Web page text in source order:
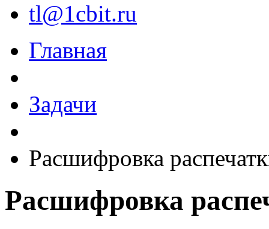
tl@1cbit.ru
Главная
Задачи
Расшифровка
Расшифровка